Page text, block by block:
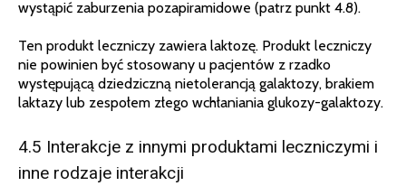
wystąpić zaburzenia pozapiramidowe (patrz punkt 4.8).
Ten produkt leczniczy zawiera laktozę. Produkt leczniczy
nie powinien być stosowany u pacjentów z rzadko
występującą dziedziczną nietolerancją galaktozy, brakiem
laktazy lub zespołem złego wchłaniania glukozy-galaktozy.
4.5 Interakcje z innymi produktami leczniczymi i
inne rodzaje interakcji